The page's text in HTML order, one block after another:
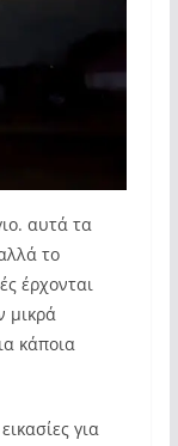
αυτά τα
το
έρχονται
μικρά
κάποια
για